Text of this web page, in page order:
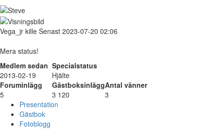
Vega_jr kille Senast 2023-07-20 02:06
Mera status!
Medlem sedan Specialstatus
2013-02-19
Hjälte
Foruminlägg
GästboksinläggAntal vänner
5
3 120
3
Presentation
Gästbok
Fotoblogg